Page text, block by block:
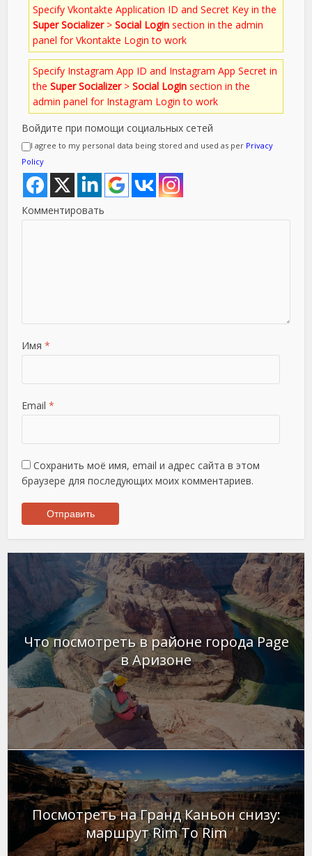
Specify Vkontakte Application ID and Secret Key in the
Super Socializer>Social Login section in the admin
panel for Vkontakte Login to work
Specify Instagram App ID and Instagram App Secret in
theSuper Socializer>Social Login section in the
admin panel for Instagram Login to work
Войдите при помощи социальных сетей
I agree to my personal data being stored and used as per Privacy
Policy
Комментировать
Имя *
Email *
Сохранить моё имя, email и адрес сайта в этом
браузере для последующих моих комментариев.
Что посмотреть в районе города Page
в Аризоне
Посмотреть на Гранд Каньон снизу:
маршрут Rim To Rim